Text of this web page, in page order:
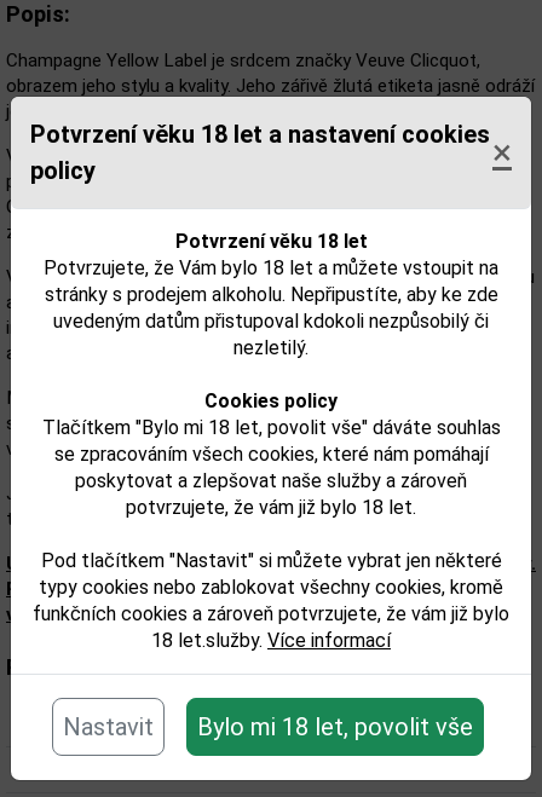
Potvrzení věku 18 let a nastavení cookies
policy
×
Potvrzení věku 18 let
Potvrzujete, že Vám bylo 18 let a můžete vstoupit na
stránky s prodejem alkoholu. Nepřipustíte, aby ke zde
uvedeným datům přistupoval kdokoli nezpůsobilý či
nezletilý.
Cookies policy
Tlačítkem "Bylo mi 18 let, povolit vše" dáváte souhlas
se zpracováním všech cookies, které nám pomáhají
poskytovat a zlepšovat naše služby a zároveň
potvrzujete, že vám již bylo 18 let.
Pod tlačítkem "Nastavit" si můžete vybrat jen některé
typy cookies nebo zablokovat všechny cookies, kromě
funkčních cookies a zároveň potvrzujete, že vám již bylo
18 let.služby. Více informací
Nastavit Bylo mi 18 let, povolit vše
Popis:
Champagne Yellow Label je srdcem značky Veuve Clicquot,
obrazem jeho stylu a kvality. Jeho zářivě žlutá etiketa jasně odráží
jedinečný charakter a osobnost tohoto šampaňského.
Víno je směsí hroznů z 50-60 různých vinic v prestižních Cru
polohách. Na výrobu byly použité odrůdy Pinot Noir (50-55%),
Chardonnay (28-33%) a Pinot Meunier (15-20%). Výsledné víno
zraje minimálně 3 roky v lahvi.
Veuve Clicquot Yellow Label spojuje dva protichůdné faktory - sílu
a jemnost - a udržuje je v dokonalé rovnováze s aromatickou
intenzitou a spoustou svěžesti. Díky této síle je ideální jako
aperitiv a perfektní jako šampaňské k jídlu.
Má zlatavě žlutou barvu a jemné, úzké perletí. V chuti a vůni se
shodně objevují tóny ovoce (broskve, mirabelky, švestky, hrušky),
vanilka a briošky.
Je skvělým aperitivem, dobře se hodí k mořským plodům, lososu,
těstovinám nebo parmezánu.
Upozorňujeme, že tento produkt může obsahovat alergeny.
Přesné složení a alergeny jsou k dispozici na obalu
výrobku. Zkontrolujte prosím před konzumací.
Parametry:
Obsah alkoholu obj. %: 12